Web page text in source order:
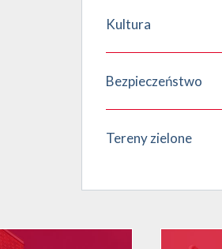
Kultura
Bezpieczeństwo
Tereny zielone